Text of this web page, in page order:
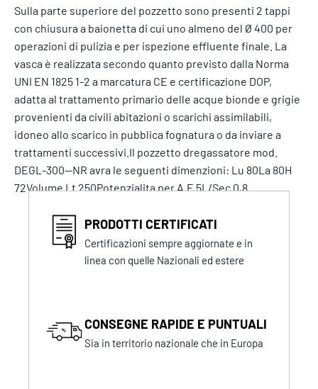
Sulla parte superiore del pozzetto sono presenti 2 tappi
con chiusura a baionetta di cui uno almeno del Ø 400 per
operazioni di pulizia e per ispezione effluente finale. La
vasca è realizzata secondo quanto previsto dalla Norma
UNI EN 1825 1-2 a marcatura CE e certificazione DOP,
adatta al trattamento primario delle acque bionde e grigie
provenienti da civili abitazioni o scarichi assimilabili,
idoneo allo scarico in pubblica fognatura o da inviare a
trattamenti successivi.Il pozzetto dregassatore mod.
DEGL-300--NR avra le seguenti dimenzioni: Lu 80La 80H
72Volume Lt 250Potenzialita per A.E 5L/Sec 0,8
PRODOTTI CERTIFICATI
Certificazioni sempre aggiornate e in
linea con quelle Nazionali ed estere
CONSEGNE RAPIDE E PUNTUALI
Sia in territorio nazionale che in Europa